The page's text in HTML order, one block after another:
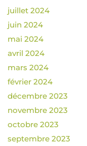
juillet 2024
juin 2024
mai 2024
avril 2024
mars 2024
février 2024
décembre 2023
novembre 2023
octobre 2023
septembre 2023